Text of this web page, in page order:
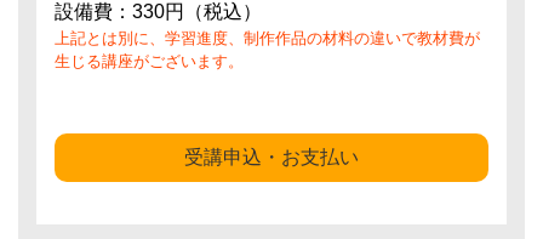
設備費：330円（税込）
上記とは別に、学習進度、制作作品の材料の違いで教材費が
生じる講座がございます。
受講申込・お支払い